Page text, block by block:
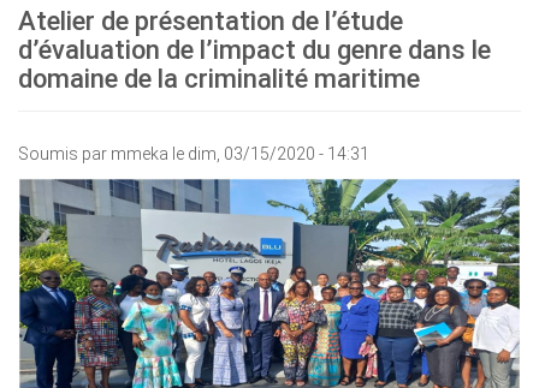
Atelier de présentation de l’étude
d’évaluation de l’impact du genre dans le
domaine de la criminalité maritime
Soumis par mmeka le dim, 03/15/2020 - 14:31